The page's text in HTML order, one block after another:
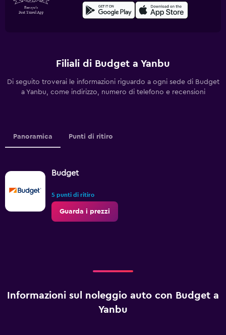
Filiali di Budget a Yanbu
Di seguito troverai le informazioni riguardo a ogni sede di Budget
a Yanbu, come indirizzo, numero di telefono e recensioni
Panoramica Punti di ritiro
Budget
5 punti di ritiro
Guarda i prezzi
Informazioni sul noleggio auto con Budget a
Yanbu